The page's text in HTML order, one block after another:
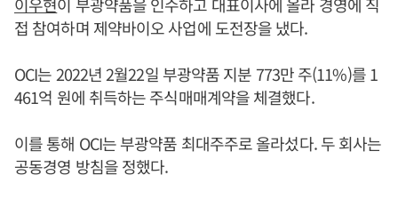
접 참여하며 제약바이오 사업에 도전장을 냈다.
OCI는 2022년 2월22일 부광약품 지분 773만 주(11%)를 1
461억 원에 취득하는 주식매매계약을 체결했다.
이를 통해 OCI는 부광약품 최대주주로 올라섰다. 두 회사는
공동경영 방침을 정했다.